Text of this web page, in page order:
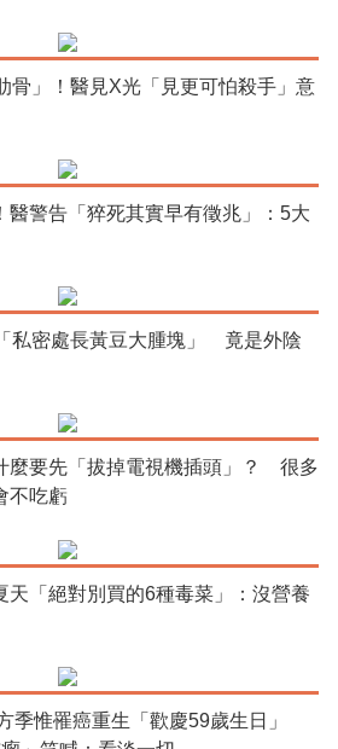
骨」！醫見X光「見更可怕殺手」意
醫警告「猝死其實早有徵兆」：5大
私密處長黃豆大腫塊」 竟是外陰
麼要先「拔掉電視機插頭」？ 很多
不吃虧
天「絕對別買的6種毒菜」：沒營養
季惟罹癌重生「歡慶59歲生日」